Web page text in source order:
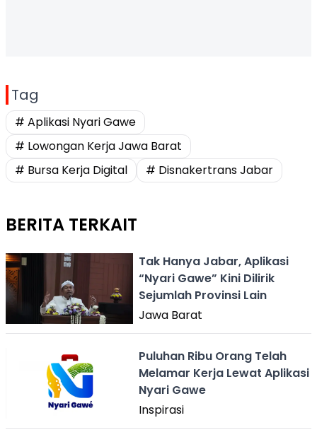
Tag
# Aplikasi Nyari Gawe
# Lowongan Kerja Jawa Barat
# Bursa Kerja Digital
# Disnakertrans Jabar
BERITA TERKAIT
Tak Hanya Jabar, Aplikasi
“Nyari Gawe” Kini Dilirik
Sejumlah Provinsi Lain
Jawa Barat
Puluhan Ribu Orang Telah
Melamar Kerja Lewat Aplikasi
Nyari Gawe
Inspirasi